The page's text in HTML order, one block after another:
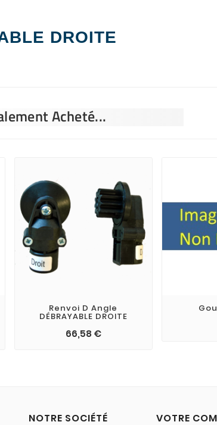
DROITE
Acheté...
Renvoi D Angle
DÉBRAYABLE DROITE
66,58 €
NOTRE SOCIÉTÉ VOTRE